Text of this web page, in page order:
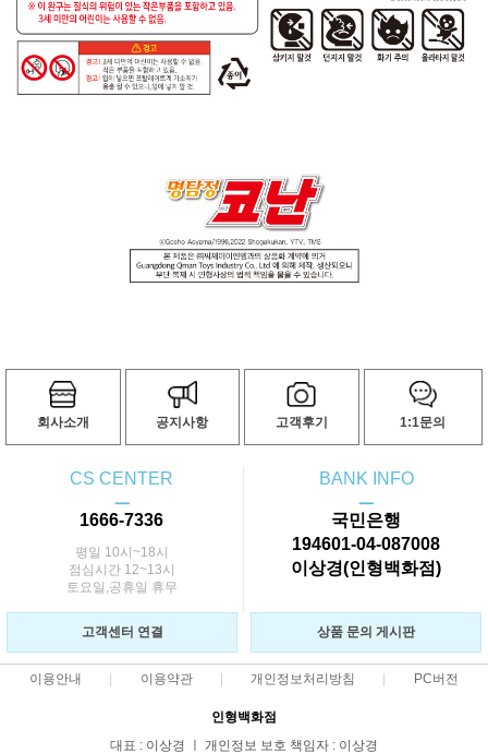
회사소개 공지사항 고객후기 1:1문의
CS CENTER
ㅡ
1666-7336
평일 10시~18시
점심시간 12~13시
토요일,공휴일 휴무
BANK INFO
ㅡ
국민은행
194601-04-087008
이상경(인형백화점)
고객센터 연결 상품 문의 게시판
이용안내 이용약관 개인정보처리방침 PC버전
인형백화점
대표 : 이상경 ㅣ 개인정보 보호 책임자 : 이상경